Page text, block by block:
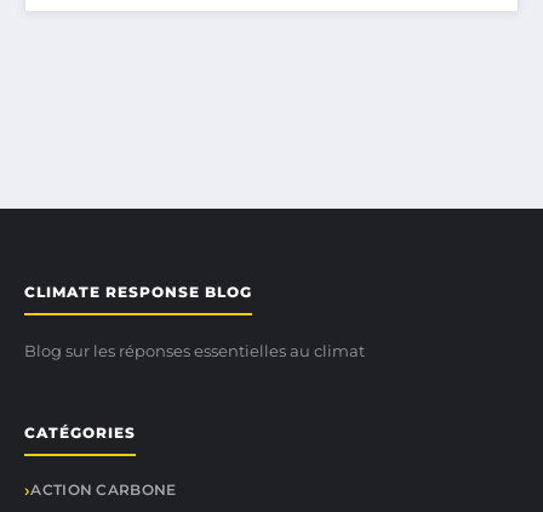
CLIMATE RESPONSE BLOG
Blog sur les réponses essentielles au climat
CATÉGORIES
ACTION CARBONE